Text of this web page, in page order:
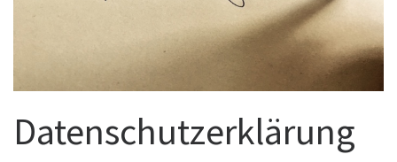
Datenschutzerklärung